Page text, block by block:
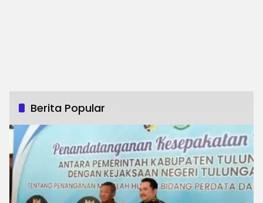
Berita Popular